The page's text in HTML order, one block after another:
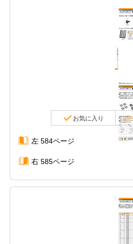
お気に入り
左 584ページ
右 585ページ